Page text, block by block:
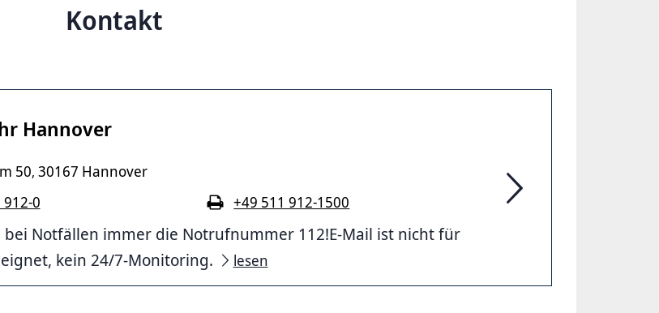
Kontakt
Hannover
50, 30167 Hannover
0
+49 511 912-1500
bei Notfällen immer die Notrufnummer 112!E-Mail ist nicht für
kein 24/7-Monitoring.
lesen